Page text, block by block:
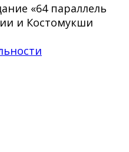
«64 параллель
и Костомукши